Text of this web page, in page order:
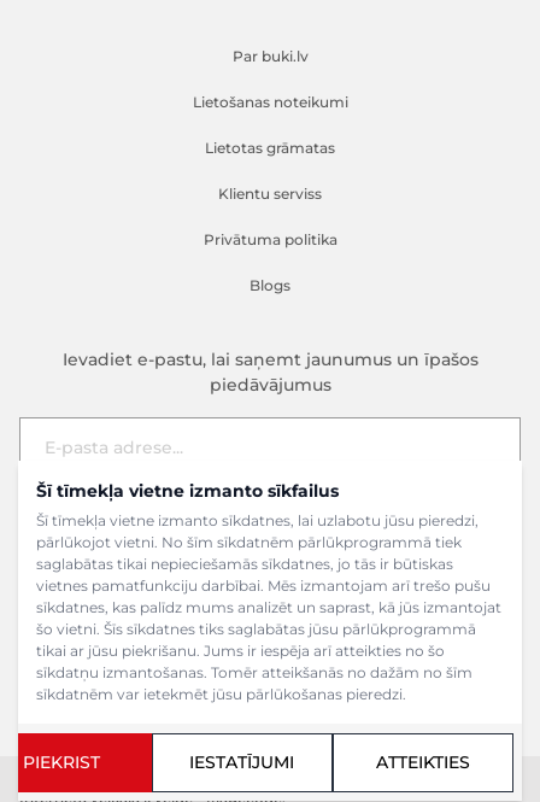
Šī tīmekļa vietne izmanto sīkfailus
Šī tīmekļa vietne izmanto sīkdatnes, lai uzlabotu jūsu pieredzi,
pārlūkojot vietni. No šīm sīkdatnēm pārlūkprogrammā tiek
saglabātas tikai nepieciešamās sīkdatnes, jo tās ir būtiskas
vietnes pamatfunkciju darbībai. Mēs izmantojam arī trešo pušu
sīkdatnes, kas palīdz mums analizēt un saprast, kā jūs izmantojat
šo vietni. Šīs sīkdatnes tiks saglabātas jūsu pārlūkprogrammā
tikai ar jūsu piekrišanu. Jums ir iespēja arī atteikties no šo
sīkdatņu izmantošanas. Tomēr atteikšanās no dažām no šīm
sīkdatnēm var ietekmēt jūsu pārlūkošanas pieredzi.
PIEKRIST IESTATĪJUMI ATTEIKTIES
Par buki.lv
Lietošanas noteikumi
Lietotas grāmatas
Klientu serviss
Privātuma politika
Blogs
Ievadiet e-pastu, lai saņemt jaunumus un īpašos
piedāvājumus
E-pasta adrese
Pieteikties
Interneta veikala izveide - Magecode.